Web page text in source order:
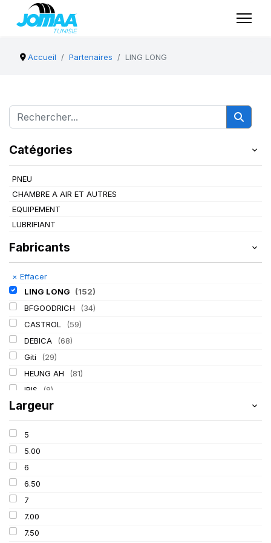
Accueil Partenaires LING LONG
Catégories
PNEU
CHAMBRE A AIR ET AUTRES
EQUIPEMENT
LUBRIFIANT
Fabricants
× Effacer
LING LONG
(152)
BFGOODRICH
(34)
CASTROL
(59)
DEBICA
(68)
Giti
(29)
HEUNG AH
(81)
IRIS
(8)
ITALMATIC
KLEBER (116)
LASSA
MICHELIN
MITAS
Mondolfo ferro
PIRELLI
PROMETEON
SCHRADER
Largeur
5
5.00
6
6.50
7
7.00
7.50